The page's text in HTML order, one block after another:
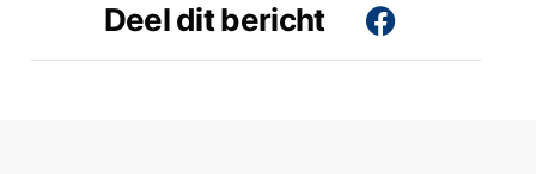
Deel dit bericht